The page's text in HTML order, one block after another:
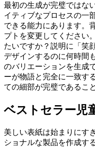
最初の生成が完璧ではな
イティブなプロセスの一
できる能力にあります。
プトを変更してください
たいですか？説明に「笑
デザインするのに何時間
のバリエーションを生成
ーが物語と完全に一致す
ての細部が完璧であるこ
ベストセラー児
美しい表紙は始まりにす
ショナルな製品を作成す